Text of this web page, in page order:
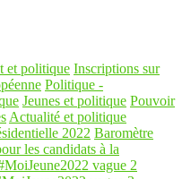
et politique Inscriptions sur
Politique -
Jeunes et politique Pouvoir
Actualité et politique
2022 Baromètre
les candidats à la
vague 2